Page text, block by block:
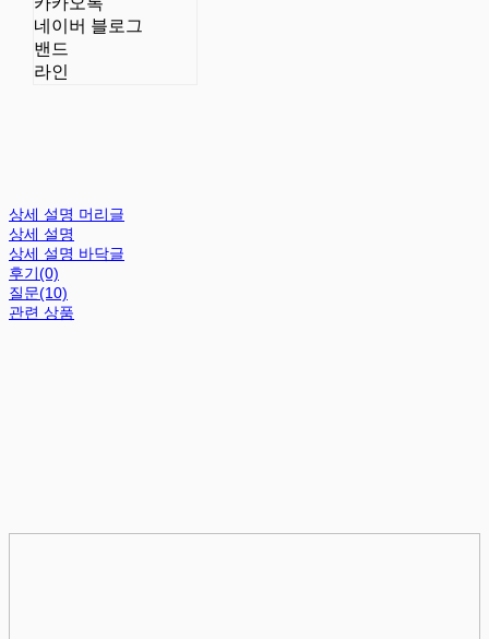
네이버 블로그
밴드
라인
상세 설명 머리글
상세 설명
상세 설명 바닥글
후기(0)
질문(10)
관련 상품